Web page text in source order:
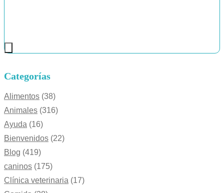
Categorías
Alimentos (38)
Animales (316)
Ayuda (16)
Bienvenidos (22)
Blog (419)
caninos (175)
Clínica veterinaria (17)